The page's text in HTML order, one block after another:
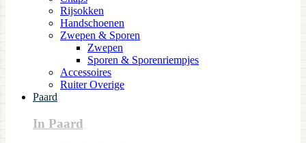
Rijsokken
Handschoenen
Zwepen & Sporen
Zwepen
Sporen & Sporenriempjes
Accessoires
Ruiter Overige
Paard
In Paard